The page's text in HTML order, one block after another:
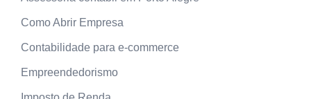
Como Abrir Empresa
Contabilidade para e-commerce
Empreendedorismo